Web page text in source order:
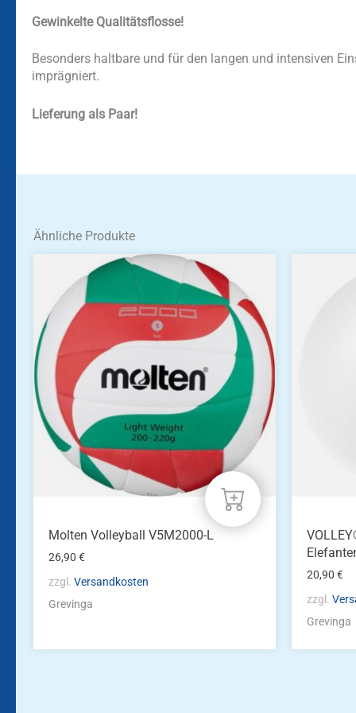
Gewinkelte Qualitätsflosse!
Besonders haltbare und für den langen und intensiven
imprägniert.
Lieferung als Paar!
Ähnliche Produkte
Molten Volleyball V5M2000-L
26,90€
zzgl.Versandkosten
Grevinga
20,90€
zzgl.
Grevinga